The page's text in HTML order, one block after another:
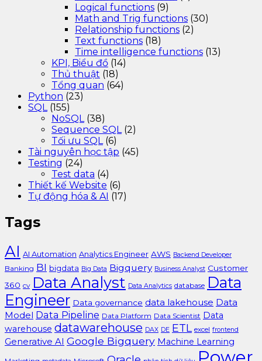
Logical functions (9)
Math and Trig functions (30)
Relationship functions (2)
Text functions (18)
Time intelligence functions (13)
KPI, Biểu đồ (14)
Thủ thuật (18)
Tổng quan (64)
Python (23)
SQL(155)
NoSQL(38)
Sequence SQL(2)
Tối ưu SQL(6)
Tài nguyên học tập (45)
Testing (24)
Test data (4)
Thiết kế Website (6)
Tự động hóa & AI (17)
Tags
AI AI Automation Analytics Engineer AWS Backend Developer
Banking BI bigdata Big Data Bigquery Business Analyst Customer
360 cv Data Analyst Data Analytics database Data
Engineer Data governance data lakehouse Data
Model Data Pipeline Data Platform Data Scientist Data
warehouse datawarehouse DAX DE ETL excel frontend
Generative AI Google Bigquery Machine Learning